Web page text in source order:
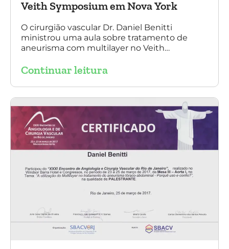
Veith Symposium em Nova York
O cirurgião vascular Dr. Daniel Benitti
ministrou uma aula sobre tratamento de
aneurisma com multilayer no Veith
Continuar leitura